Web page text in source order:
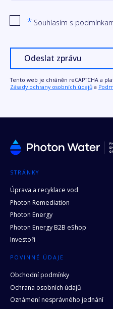
* Souhlasím s
Odeslat zprávu
Tento web je chráněn reCAPTCHA a
Zásady ochrany osobních údajů a
STRÁNKY
Úprava a recyklace vod
Photon Remediation
Photon Energy
Photon Energy B2B eShop
Investoři
POVINNÉ ÚDAJE
Obchodní podmínky
Ochrana osobních údajů
Oznámení nesprávného jednání